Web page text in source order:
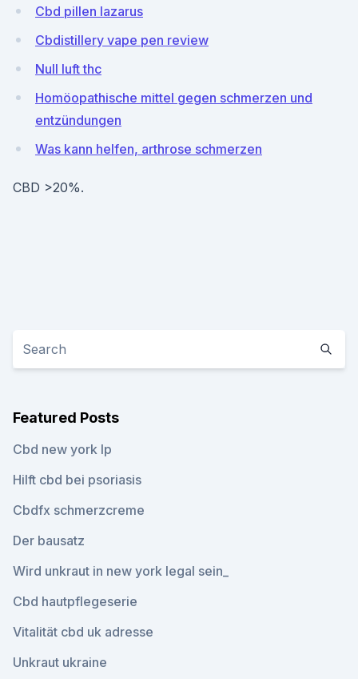
Cbd pillen lazarus
Cbdistillery vape pen review
Null luft thc
Homöopathische mittel gegen schmerzen und
entzündungen
Was kann helfen, arthrose schmerzen
CBD >20%.
Featured Posts
Cbd new york lp
Hilft cbd bei psoriasis
Cbdfx schmerzcreme
Der bausatz
Wird unkraut in new york legal sein_
Cbd hautpflegeserie
Vitalität cbd uk adresse
Unkraut ukraine